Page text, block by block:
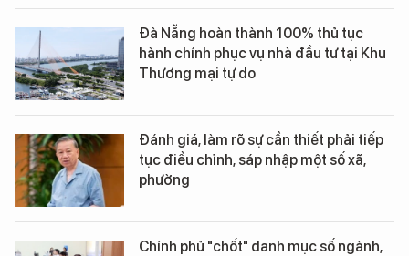
Đà Nẵng hoàn thành 100% thủ tục
hành chính phục vụ nhà đầu tư tại Khu
Thương mại tự do
Đánh giá, làm rõ sự cần thiết phải tiếp
tục điều chỉnh, sáp nhập một số xã,
phường
Chính phủ "chốt" danh mục số ngành,